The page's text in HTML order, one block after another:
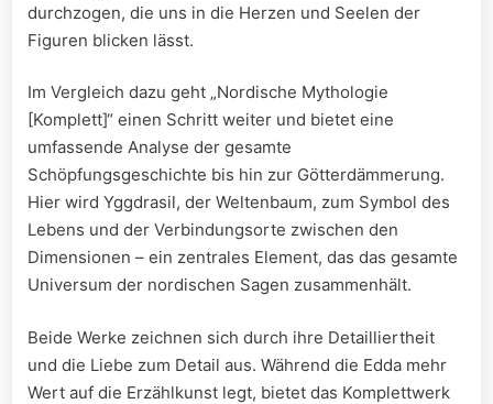
durchzogen, die uns in die Herzen und Seelen der
Figuren blicken lässt.
Im Vergleich dazu geht „Nordische Mythologie
[Komplett]“ einen Schritt weiter und bietet eine
umfassende Analyse der gesamte
Schöpfungsgeschichte bis hin zur Götterdämmerung.
Hier wird Yggdrasil, der Weltenbaum, zum Symbol des
Lebens und der Verbindungsorte zwischen den
Dimensionen – ein zentrales Element, das das gesamte
Universum der nordischen Sagen zusammenhält.
Beide Werke zeichnen sich durch ihre Detailliertheit
und die Liebe zum Detail aus. Während die Edda mehr
Wert auf die Erzählkunst legt, bietet das Komplettwerk